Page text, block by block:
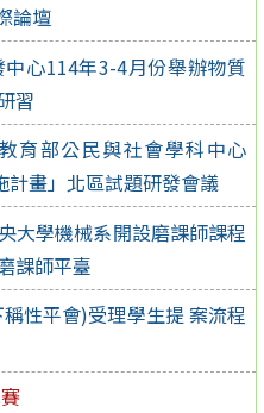
論壇
心114年3-4月份舉辦物質
習
育部公民與社會學科中心
計畫」北區試題研發會議
大學機械系開設磨課師課程
課師平臺
性平會)受理學生提 案流程